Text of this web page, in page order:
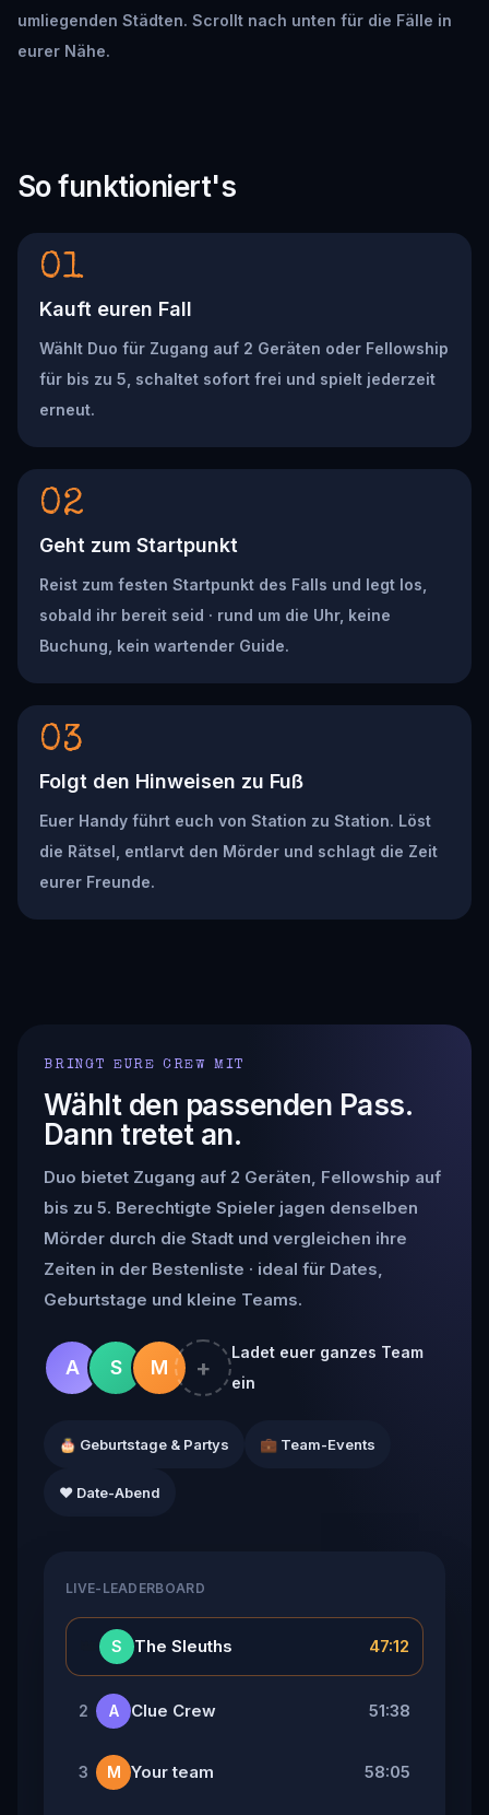
umliegenden Städten. Scrollt nach unten für die Fälle in
eurer Nähe.
So funktioniert's
01
Kauft euren Fall
Wählt Duo für Zugang auf 2 Geräten oder Fellowship
für bis zu 5, schaltet sofort frei und spielt jederzeit
erneut.
02
Geht zum Startpunkt
Reist zum festen Startpunkt des Falls und legt los,
sobald ihr bereit seid · rund um die Uhr, keine
Buchung, kein wartender Guide.
03
Folgt den Hinweisen zu Fuß
Euer Handy führt euch von Station zu Station. Löst
die Rätsel, entlarvt den Mörder und schlagt die Zeit
eurer Freunde.
BRINGT EURE CREW MIT
Wählt den passenden Pass.
Dann tretet an.
Duo bietet Zugang auf 2 Geräten, Fellowship auf
bis zu 5. Berechtigte Spieler jagen denselben
Mörder durch die Stadt und vergleichen ihre
Zeiten in der Bestenliste · ideal für Dates,
Geburtstage und kleine Teams.
A S M +
Ladet euer ganzes Team
ein
🎂 Geburtstage & Partys 💼 Team-Events
❤️ Date-Abend
LIVE-LEADERBOARD
S The Sleuths 47:12
2 A Clue Crew 51:38
3 M Your team 58:05